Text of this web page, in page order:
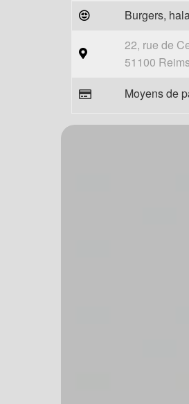
Burgers,
22, rue de
51100
Moyens de